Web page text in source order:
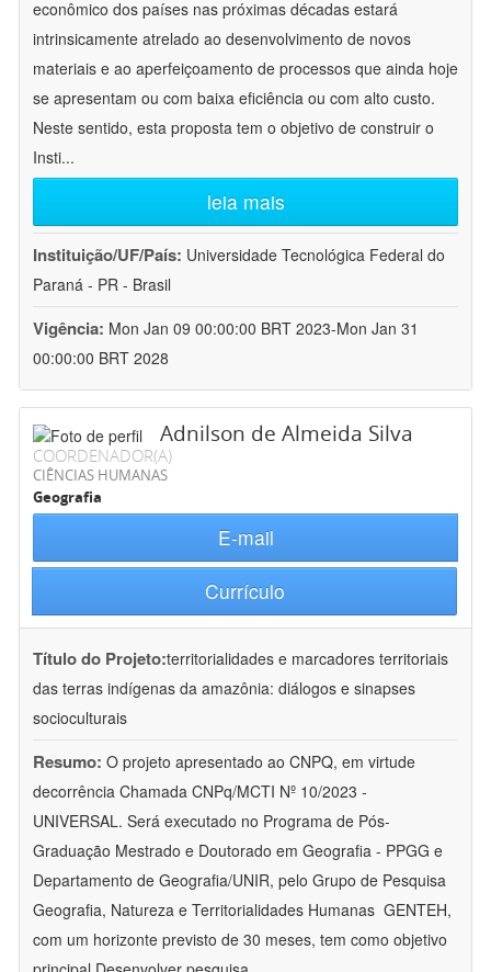
econômico dos países nas próximas décadas estará
intrinsicamente atrelado ao desenvolvimento de novos
materiais e ao aperfeiçoamento de processos que ainda hoje
se apresentam ou com baixa eficiência ou com alto custo.
Neste sentido, esta proposta tem o objetivo de construir o
Insti...
leia mais
Instituição/UF/País: Universidade Tecnológica Federal do
Paraná - PR - Brasil
Vigência: Mon Jan 09 00:00:00 BRT 2023-Mon Jan 31
00:00:00 BRT 2028
Adnilson de Almeida Silva
COORDENADOR(A)
CIÊNCIAS HUMANAS
Geografia
E-mail
Currículo
Título do Projeto:territorialidades e marcadores territoriais
das terras indígenas da amazônia: diálogos e sinapses
socioculturais
Resumo: O projeto apresentado ao CNPQ, em virtude
decorrência Chamada CNPq/MCTI Nº 10/2023 -
UNIVERSAL. Será executado no Programa de Pós-
Graduação Mestrado e Doutorado em Geografia - PPGG e
Departamento de Geografia/UNIR, pelo Grupo de Pesquisa
Geografia, Natureza e Territorialidades Humanas  GENTEH,
com um horizonte previsto de 30 meses, tem como objetivo